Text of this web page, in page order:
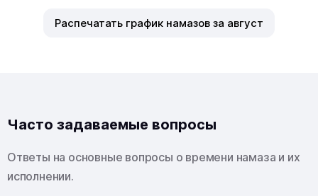
Распечатать график намазов за август
Часто задаваемые вопросы
Ответы на основные вопросы о времени намаза и их
исполнении.